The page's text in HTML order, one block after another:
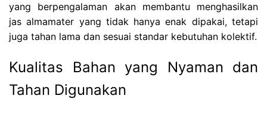
yang berpengalaman akan membantu menghasilkan
jas almamater yang tidak hanya enak dipakai, tetapi
juga tahan lama dan sesuai standar kebutuhan kolektif.
Kualitas Bahan yang Nyaman dan
Tahan Digunakan